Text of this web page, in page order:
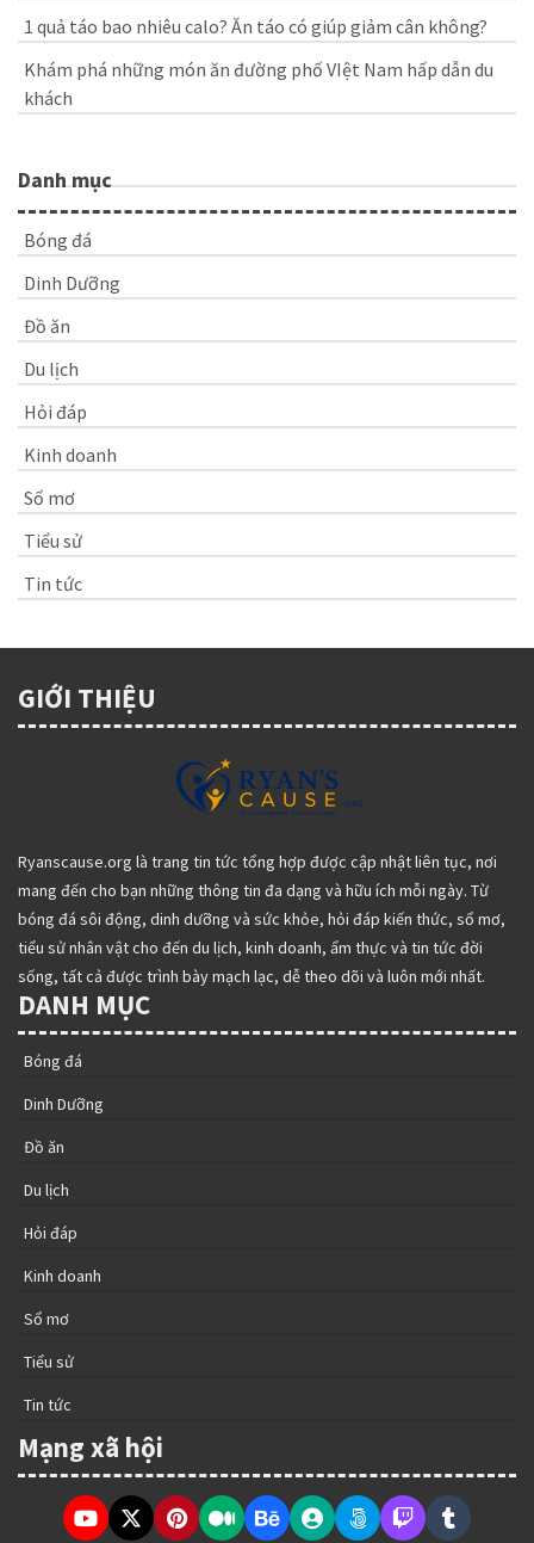
1 quả táo bao nhiêu calo? Ăn táo có giúp giảm cân không?
Khám phá những món ăn đường phố VIệt Nam hấp dẫn du
khách
Danh mục
Bóng đá
Dinh Dưỡng
Đồ ăn
Du lịch
Hỏi đáp
Kinh doanh
Sổ mơ
Tiểu sử
Tin tức
GIỚI THIỆU
Ryanscause.org là trang tin tức tổng hợp được cập nhật liên tục, nơi
mang đến cho bạn những thông tin đa dạng và hữu ích mỗi ngày. Từ
bóng đá sôi động, dinh dưỡng và sức khỏe, hỏi đáp kiến thức, sổ mơ,
tiểu sử nhân vật cho đến du lịch, kinh doanh, ẩm thực và tin tức đời
sống, tất cả được trình bày mạch lạc, dễ theo dõi và luôn mới nhất.
DANH MỤC
Bóng đá
Dinh Dưỡng
Đồ ăn
Du lịch
Hỏi đáp
Kinh doanh
Sổ mơ
Tiểu sử
Tin tức
Mạng xã hội